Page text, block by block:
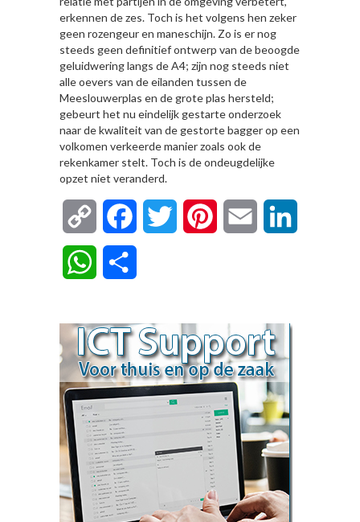
erkennen de zes. Toch is het volgens hen zeker
geen rozengeur en maneschijn. Zo is er nog
steeds geen definitief ontwerp van de beoogde
geluidwering langs de A4; zijn nog steeds niet
alle oevers van de eilanden tussen de
Meeslouwerplas en de grote plas hersteld;
gebeurt het nu eindelijk gestarte onderzoek
naar de kwaliteit van de gestorte bagger op een
volkomen verkeerde manier zoals ook de
rekenkamer stelt. Toch is de ondeugdelijke
opzet niet veranderd.
Copy
Link
FacebookTwitter Pinterest Email
WhatsApp